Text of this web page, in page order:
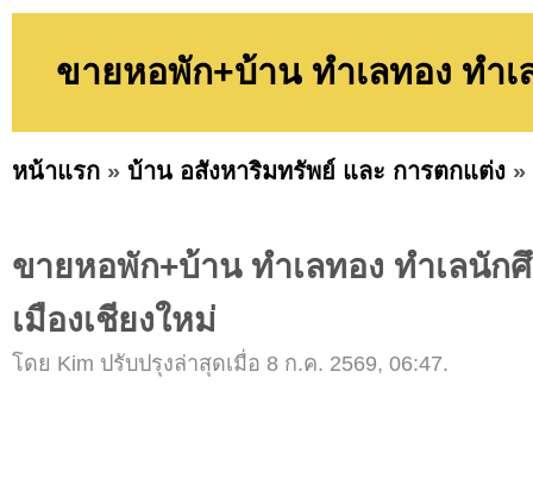
ขายหอพัก+บ้าน ทำเลทอง ทำเ
หน้าแรก » บ้าน อสังหาริมทรัพย์ และ การตกแต่ง »
ขายหอพัก+บ้าน ทำเลทอง ทำเลนัก
เมืองเชียงใหม่
โดย Kim ปรับปรุงล่าสุดเมื่อ 8 ก.ค. 2569, 06:47.